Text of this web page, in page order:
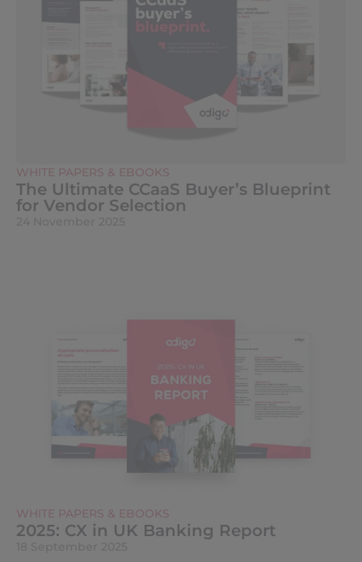
WHITE PAPERS & EBOOKS
The Ultimate CCaaS Buyer’s Blueprint
for Vendor Selection
WHITE PAPERS & EBOOKS
2025: CX in UK Banking Report